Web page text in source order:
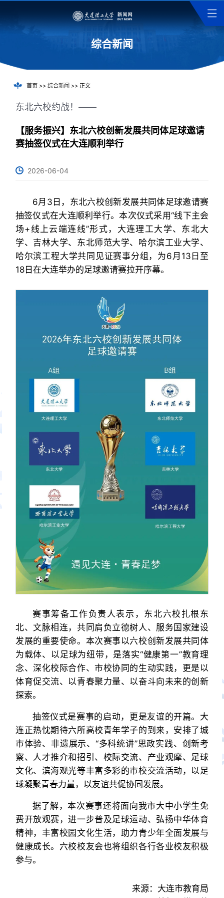
综合新闻
首页>> 综合新闻 >> 正文
东北六校约战！——
【服务振兴】东北六校创新发展共同体足球邀请
赛抽签仪式在大连顺利举行
2026-06-04
6月3日，东北六校创新发展共同体足球邀请赛
抽签仪式在大连顺利举行。本次仪式采用“线下主会
场+线上云端连线”形式，大连理工大学、东北大
学、吉林大学、东北师范大学、哈尔滨工业大学、
哈尔滨工程大学共同见证赛事分组，为6月13日至
18日在大连举办的足球邀请赛拉开序幕。
赛事筹备工作负责人表示，东北六校扎根东
北、文脉相连，共同肩负立德树人、服务国家建设
发展的重要使命。本次赛事以六校创新发展共同体
为载体、以足球为纽带，是落实“健康第一”教育理
念、深化校际合作、市校协同的生动实践，更是以
体育促交流、以青春聚力量、以奋斗向未来的创新
探索。
抽签仪式是赛事的启动，更是友谊的开篇。大
连正热忱期待六所高校青年学子的到来，安排了城
市体验、非遗展示、“多科统讲”思政实践、创新考
察、人才推介和招引、校际交流、产业观摩、足球
文化、滨海观光等丰富多彩的市校交流活动，以足
球凝聚青春力量，以友谊共促协同发展。
据了解，本次赛事还将面向我市大中小学生免
费开放观赛，进一步普及足球运动、弘扬中华体育
精神，丰富校园文化生活，助力青少年全面发展与
健康成长。六校校友会也将组织各行各业校友积极
参与。
来源：大连市教育局